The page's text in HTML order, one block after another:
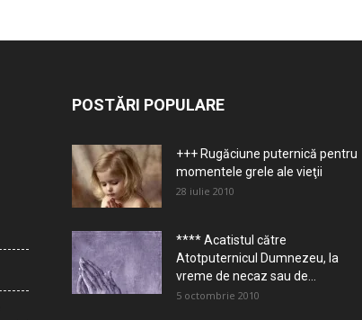
POSTĂRI POPULARE
+++ Rugăciune puternică pentru
momentele grele ale vieţii
28 iulie 2010
**** Acatistul către
Atotputernicul Dumnezeu, la
vreme de necaz sau de...
5 octombrie 2010